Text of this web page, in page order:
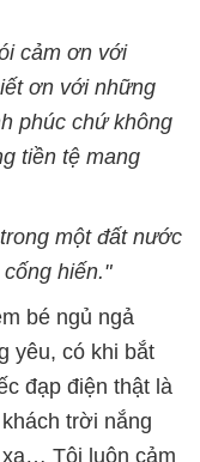
cảm ơn với
ơn với những
phúc chứ không
tiền tệ mang
một đất nước
hiến."
bé ngủ ngả
yêu, có khi bắt
đạp điện thật là
trời nắng
Tôi luôn cảm